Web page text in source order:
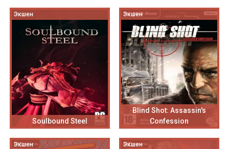
Экшен
Soulbound Steel
Экшен
Blind Shot: Assassin's
Confession
Экшен Экшен